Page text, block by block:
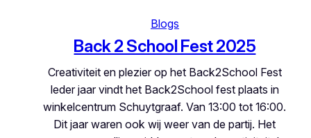
Blogs
Back 2 School Fest 2025
Creativiteit en plezier op het Back2School Fest
Ieder jaar vindt het Back2School fest plaats in
winkelcentrum Schuytgraaf. Van 13:00 tot 16:00.
Dit jaar waren ook wij weer van de partij. Het